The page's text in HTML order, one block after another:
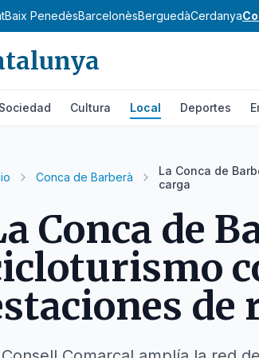
Baix PenedèsBarcelonèsBerguedàCerdanya
Sociedad Cultura Local Deportes
Conca de Barberà
La Conca de
carga
Conca de
de